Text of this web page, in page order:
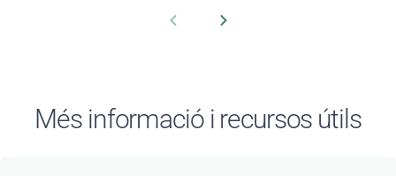
Més informació i recursos útils